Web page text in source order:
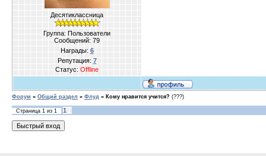
Десятиклассница
Группа: Пользователи
Сообщений: 79
Награды: 6
Репутация: 7
Статус: Offline
Форум » Общий раздел » Флуд » Кому нравится учится? (???)
Страница 1 из 1 1